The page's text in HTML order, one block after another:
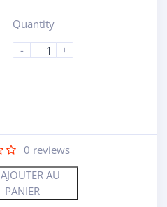
Quantity
-
+
0 reviews
AJOUTER AU
PANIER